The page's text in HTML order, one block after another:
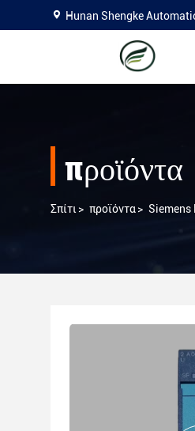
Hunan Shengke
προϊόντα
Σπίτι > προϊόντα> Siemens